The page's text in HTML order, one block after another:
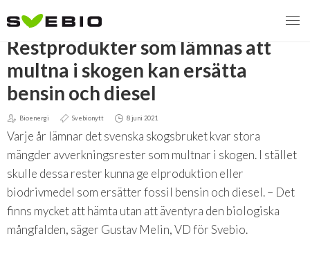
MENY
Svebios valmanifest 2026
Styrmedel
Koldioxidskatt
OM BIOENERGI
Aktuella frågor
Ger förbränning en kolskuld?
Biovärme
PRESS
MEDLEMSKAP
TILLBAKA
Restprodukter som lämnas att
multna i skogen kan ersätta
bensin och diesel
Bioenergi Svebionytt 8 juni 2021
Varje år lämnar det svenska skogsbruket kvar stora
mängder avverkningsrester som multnar i skogen. I stället
skulle dessa rester kunna ge elproduktion eller
biodrivmedel som ersätter fossil bensin och diesel. – Det
finns mycket att hämta utan att äventyra den biologiska
mångfalden, säger Gustav Melin, VD för Svebio.